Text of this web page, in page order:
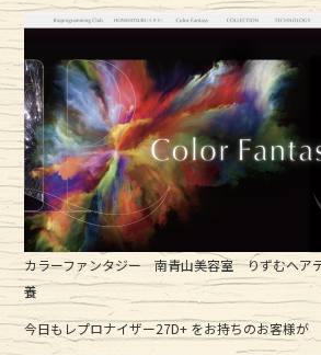
カラーファンタジー 南青山美容室 りずむヘア
養
今日もレプロナイザー27D+ をお持ちのお客様が